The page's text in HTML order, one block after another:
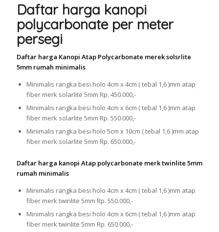
Daftar harga kanopi
polycarbonate per meter
persegi
Daftar harga Kanopi Atap Polycarbonate merek solsrlite
5mm rumah minimalis
Minimalis rangka besi holo 4cm x 4cm ( tebal 1,6 )mm atap
fiber merk solarlite 5mm Rp. 450.000,-
Minimalis rangka besi holo 4cm x 6cm ( tebal 1,6 )mm atap
fiber merk solarlite 5mm Rp. 550.000,-
Minimalis rangka besi holo 5cm x 10cm ( tebal 1,6 )mm atap
fiber merk solarlite 5mm Rp. 650.000,-
Daftar harga kanopi Atap polycarbonate merk twinlite 5mm
rumah minimalis
Minimalis rangka besi holo 4cm x 4cm ( tebal 1,6 )mm atap
fiber merk twinlite 5mm Rp. 550.000,-
Minimalis rangka besi holo 4cm x 6cm ( tebal 1,6 )mm atap
fiber merk twinlite 5mm Rp. 650.000,-